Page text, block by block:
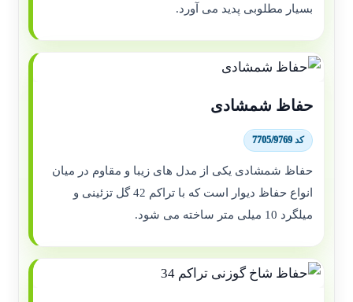
بسیار مطلوبی پدید می آورد.
حفاظ شمشادی
کد 7705/9769
حفاظ شمشادی یکی از مدل های زیبا و مقاوم در میان
انواع حفاظ دیوار است که با تراکم 42 گل تزئینی و
میلگرد 10 میلی متر ساخته می شود.